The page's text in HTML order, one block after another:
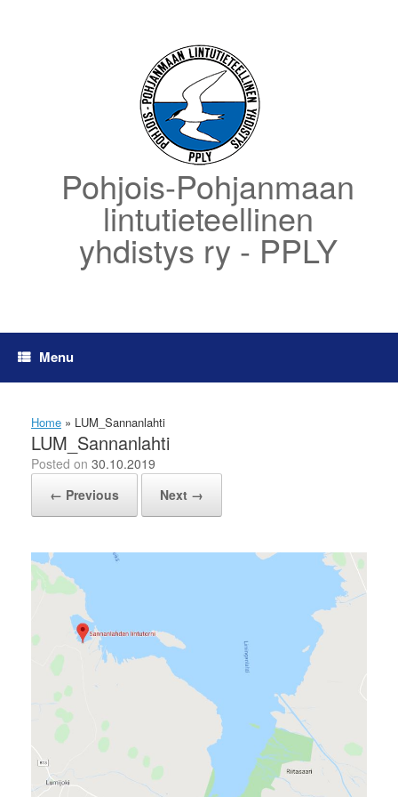
Pohjois-Pohjanmaan
lintutieteellinen
yhdistys ry - PPLY
Menu
Home » LUM_Sannanlahti
LUM_Sannanlahti
Posted on 30.10.2019
← Previous
Next →